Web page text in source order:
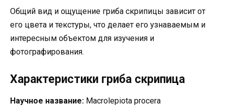
Общий вид и ощущение гриба скрипицы зависит от
его цвета и текстуры, что делает его узнаваемым и
интересным объектом для изучения и
фотографирования.
Характеристики гриба скрипица
Научное название: Macrolepiota procera